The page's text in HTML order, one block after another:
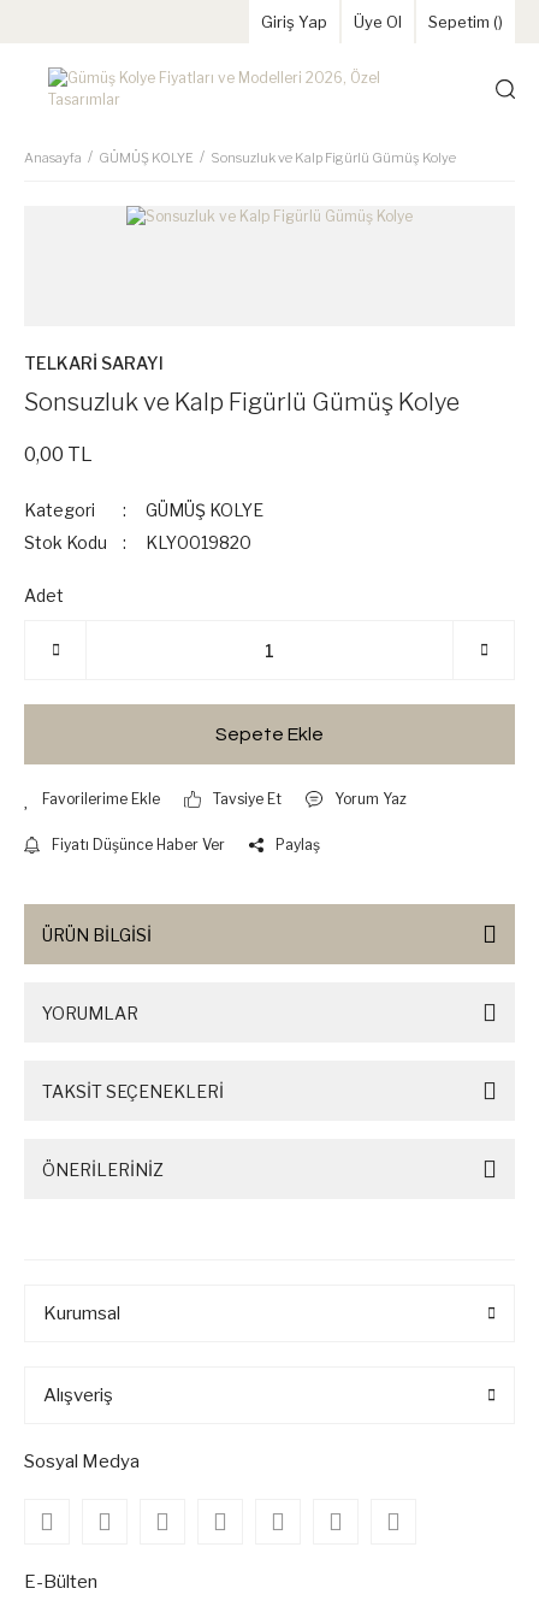
Giriş Yap Üye Ol Sepetim ()
Anasayfa GÜMÜŞ KOLYE Sonsuzluk ve Kalp Figürlü Gümüş Kolye
TELKARİ SARAYI
Sonsuzluk ve Kalp Figürlü Gümüş Kolye
0,00 TL
Kategori
GÜMÜŞ KOLYE
Stok Kodu
KLY0019820
Adet
Sepete Ekle
Tavsiye Et Yorum Yaz
Fiyatı Düşünce Haber Ver Paylaş
ÜRÜN BİLGİSİ
YORUMLAR
TAKSİT SEÇENEKLERİ
ÖNERİLERİNİZ
Kurumsal
Alışveriş
Sosyal Medya
E-Bülten